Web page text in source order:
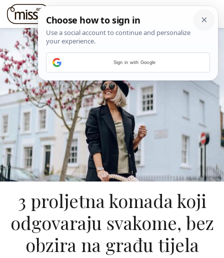
3 proljetna komada koji
odgovaraju svakome, bez
obzira na građu tijela
Sign in with Google